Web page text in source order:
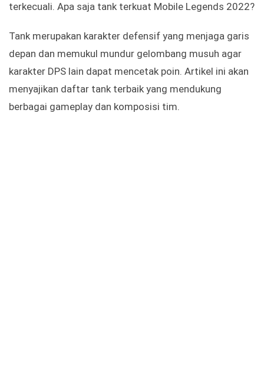
terkecuali. Apa saja tank terkuat Mobile Legends 2022?
Tank merupakan karakter defensif yang menjaga garis
depan dan memukul mundur gelombang musuh agar
karakter DPS lain dapat mencetak poin. Artikel ini akan
menyajikan daftar tank terbaik yang mendukung
berbagai gameplay dan komposisi tim.